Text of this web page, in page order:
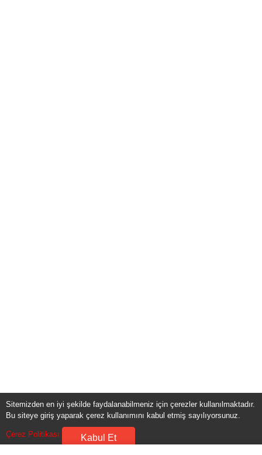
Sitemizden en iyi şekilde faydalanabilmeniz için çerezler kullanılmaktadır.
Bu siteye giriş yaparak çerez kullanımını kabul etmiş sayılıyorsunuz.
Çerez Politikası Kabul Et